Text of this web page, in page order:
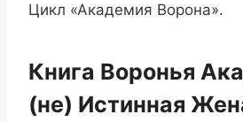
Цикл «Академия Ворона».
Книга Воронья
(не) Истинная